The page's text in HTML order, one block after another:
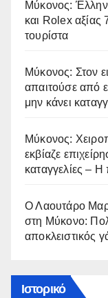
Μύκονος:
και Rolex
τουρίστα
Μύκονος: Στον
απαιτούσε από
μην κάνει
Μύκονος:
εκβίαζε
καταγγελίες –
Ο Λαουτάρο
στη Μύκονο:
αποκλειστικός
Ιστορικό